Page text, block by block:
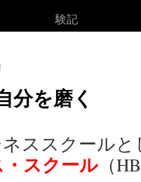
験記
分を磨く
ススクール
スクール （